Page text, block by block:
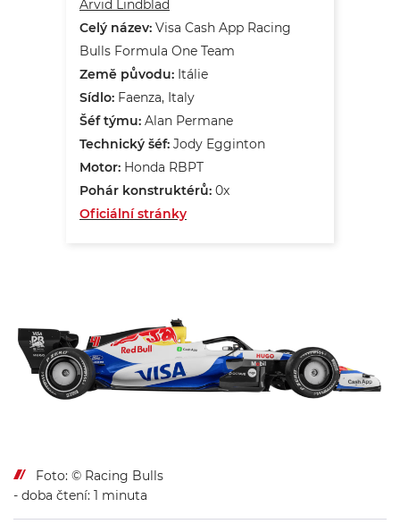
Foto: © Racing Bulls
- doba čtení: 1 minuta
Arvid Lindblad
Celý název: Visa Cash App Racing
Bulls Formula One Team
Země původu: Itálie
Sídlo: Faenza, Italy
Šéf týmu: Alan Permane
Technický šéf: Jody Egginton
Motor: Honda RBPT
Pohár konstruktérů: 0x
Oficiální stránky